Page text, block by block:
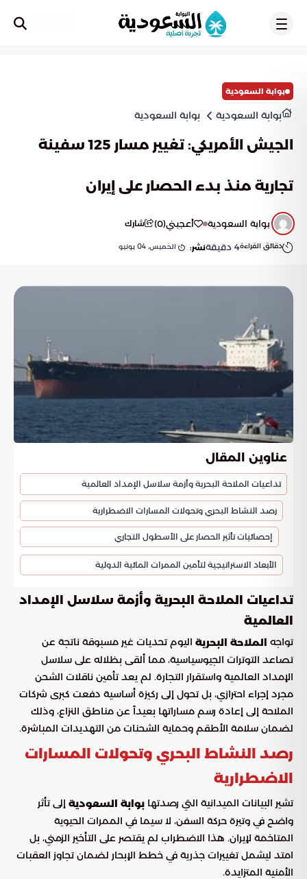
بوابة السعودية
بوابة السعودية بوابة السعودية
الجيش الأمريكي: تغيير مسار 125 سفينة
تجارية منذ بدء الحصار على إيران
بوابة السعودية أعجبني(
0
) شارك
دقائق القراءة4 دقيقةنشر: الخميس, 04 يونيو
عناوين المقال
تداعيات الملاحة البحرية وأزمة سلاسل الإمداد العالمية
رصد النشاط البحري وتحولات المسارات الاضطرارية
إحصائيات تأثير الحصار على الأسطول التجاري
الأبعاد الاستراتيجية لتأمين الممرات المائية الدولية
تداعيات الملاحة البحرية وأزمة سلاسل الإمداد
العالمية
تواجه الملاحة البحرية اليوم تحديات غير مسبوقة ناتجة عن
تصاعد التوترات الجيوسياسية، مما ألقى بظلاله على سلاسل
الإمداد العالمية واستقرار التجارة. لم يعد تأمين ناقلات الشحن
مجرد إجراء احترازي، بل تحول إلى ركيزة أساسية دفعت كبرى شركات
الملاحة إلى إعادة رسم مساراتها بعيداً عن مناطق النزاع، وذلك
لضمان سلامة الأطقم وحماية الشحنات من التهديدات المباشرة.
رصد النشاط البحري وتحولات المسارات
الاضطرارية
تشير البيانات الميدانية التي رصدتها بوابة السعودية إلى تأثر
واضح في وتيرة حركة السفن، لا سيما في الممرات الحيوية
المتاخمة لإيران. هذا الاضطراب لم يقتصر على التأخير الزمني، بل
امتد ليشمل تغييرات جذرية في خطط الإبحار لضمان تجاوز العقبات
الأمنية المتزايدة.